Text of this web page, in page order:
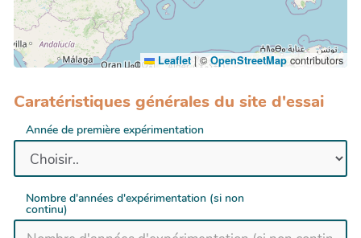
Leaflet |©OpenStreetMap contributors
Caratéristiques générales du site d'essai
Année de première expérimentation
Nombre d'années d'expérimentation (si non
continu)